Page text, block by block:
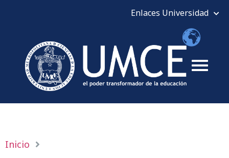
Inicio